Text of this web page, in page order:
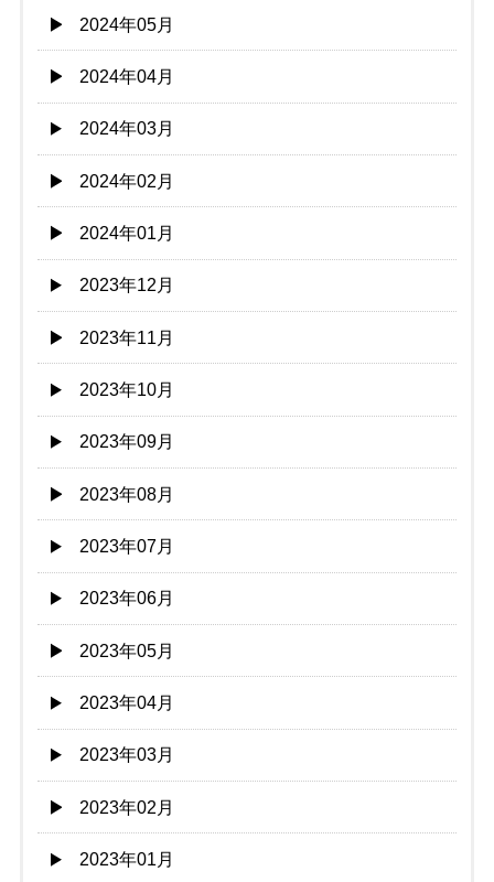
2024年05月
2024年04月
2024年03月
2024年02月
2024年01月
2023年12月
2023年11月
2023年10月
2023年09月
2023年08月
2023年07月
2023年06月
2023年05月
2023年04月
2023年03月
2023年02月
2023年01月